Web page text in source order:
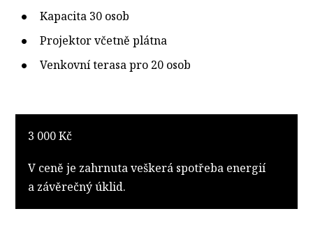
Kapacita 30 osob
Projektor včetně plátna
Venkovní terasa pro 20 osob
3 000 Kč
V ceně je zahrnuta veškerá spotřeba energií
a závěrečný úklid.